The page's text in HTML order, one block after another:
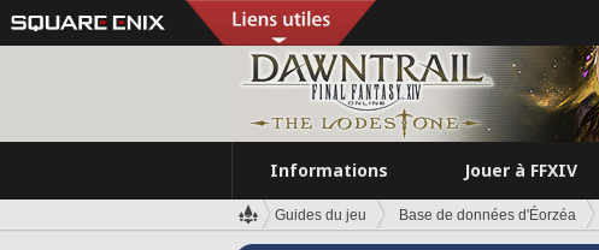
Informations Jouer à FFXIV
Guides du jeu Base de données d'Éorzéa